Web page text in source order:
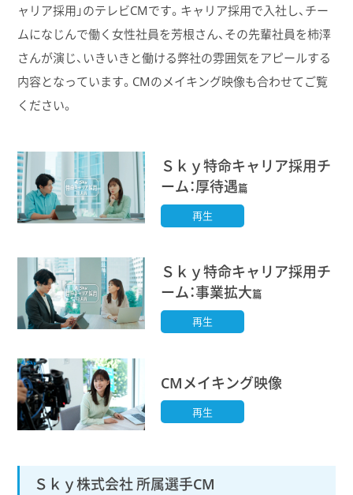
ャリア採用」のテレビCMです。キャリア採用で入社し、チー
ムになじんで働く女性社員を芳根さん、その先輩社員を柿澤
さんが演じ、いきいきと働ける弊社の雰囲気をアピールする
内容となっています。CMのメイキング映像も合わせてご覧
ください。
Ｓｋｙ特命キャリア採用チ
ーム：厚待遇篇
再生
Ｓｋｙ特命キャリア採用チ
ーム：事業拡大篇
再生
CMメイキング映像
再生
Ｓｋｙ株式会社 所属選手CM